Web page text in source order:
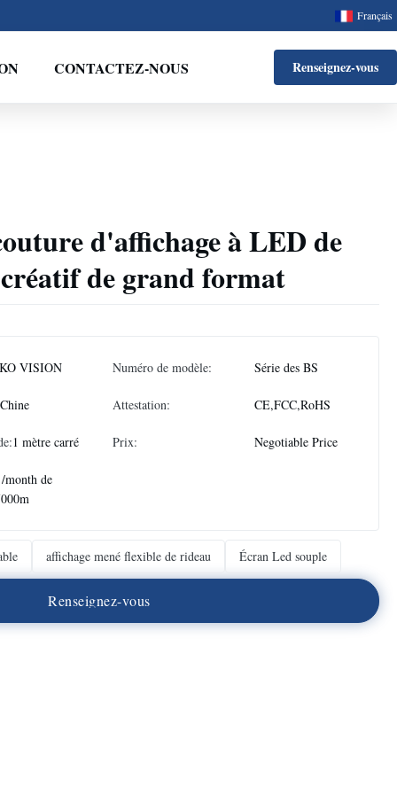
Français
CONTACTEZ-NOUS Renseignez-vous
d'affichage à LED de
de grand format
VISION Numéro de modèle: Série des BS
Attestation: CE,FCC,RoHS
1 mètre carré Prix: Negotiable Price
/month de
affichage mené flexible de rideau Écran Led souple
Renseignez-vous